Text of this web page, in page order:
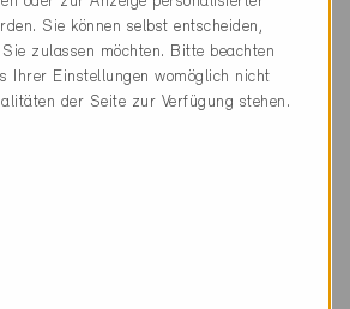
Basel-Stadt
Sie können selbst entscheiden,
zulassen möchten. Bitte beachten
Ihrer Einstellungen womöglich nicht
der Seite zur Verfügung stehen.